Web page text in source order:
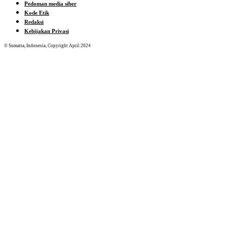
Pedoman media siber
Kode Etik
Redaksi
Kebijakan Privasi
© Sumatra, Indonesia, Copyright April 2024